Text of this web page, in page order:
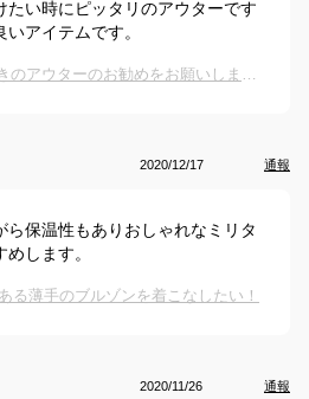
たい時にピッタリのアウターです
アイテムです。
近所の公園を散歩するときのアウターのお勧めをお願いします。
2020/12/17 通報
ら保温性もありおしゃれなミリタ
します。
る薄手のブルゾンを着こなしたい！
2020/11/26 通報